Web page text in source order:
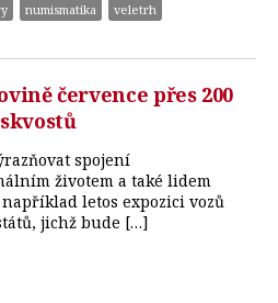
numismatika veletrh
července přes 200
spojení
životem a také lidem
letos expozici vozů
jichž bude […]